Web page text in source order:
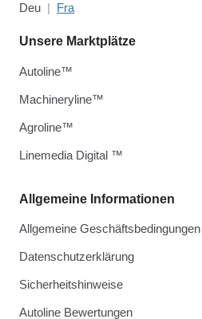
Deu Fra
Allgemeine Informationen
Allgemeine Geschäftsbedingungen
Datenschutzerklärung
Sicherheitshinweise
Autoline Bewertungen
Unsere Marktplätze
Autoline™
Machineryline™
Agroline™
Linemedia Digital ™